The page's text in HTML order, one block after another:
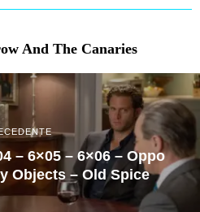
And The Canaries
– 6×05 – 6×06 – Oppo
Objects – Old Spice